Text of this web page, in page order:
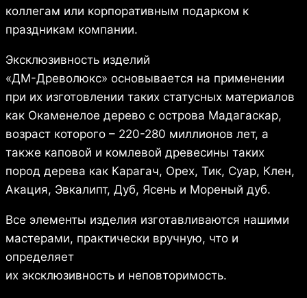
коллегам или корпоративным подарком к
праздникам компании.
Эксклюзивность изделий
«ДМ-Древолюкс» основывается на применении
при их изготовлении таких статусных материалов
как Окаменелое дерево с острова Мадагаскар,
возраст которого – 220-280 миллионов лет, а
также каповой и комлевой древесины таких
пород дерева как Карагач, Орех, Тик, Суар, Клен,
Акация, Эвкалипт, Дуб, Ясень и Мореный дуб.
Все элементы изделия изготавливаются нашими
мастерами, практически вручную, что и
определяет
их эксклюзивность и неповторимость.